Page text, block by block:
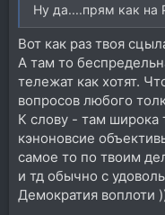
Ну да....прям как
Вот как раз твоя
А там то
тележат как хотят.
вопросов любого
К слову - там широка
кэноновсие
самое то по твоим
и тд обычно с
Демократия воплоти